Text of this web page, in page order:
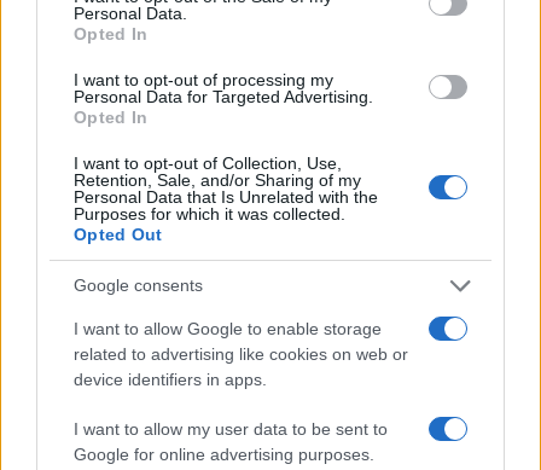
Personal Data.
Opted In
I want to opt-out of processing my
Personal Data for Targeted Advertising.
Opted In
I want to opt-out of Collection, Use,
Retention, Sale, and/or Sharing of my
Personal Data that Is Unrelated with the
Purposes for which it was collected.
Opted Out
Google consents
I want to allow Google to enable storage
related to advertising like cookies on web or
device identifiers in apps.
I want to allow my user data to be sent to
Google for online advertising purposes.
Egy izraeli forrás szerint ez azért alakult így,
mert néhány héttel korábban volt egy
mentőakció, amelyet a Sayeret Matkal
vezetett, és az kudarcot vallott, ezért a Sin
Bét – amely mind operatív, mind hírszerzési
szempontból irányítja a túszmentő
műveleteket – inkább azt javasolta, hogy a
Yamam kapja meg a feladatot.
A Yamam bizonyított, és őket választották a
következő művelet – azArnon hadművelet
végrehajtására is 2024 júniusában, amelyben
Noa Argamani, Shlomi Ziv, Almog Meir Jan és
Andrey Kozlovot szabadították ki.